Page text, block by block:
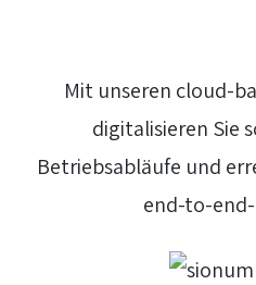
Mit unseren cloud-
digitalisieren Sie
Betriebsabläufe und
end-to-end-